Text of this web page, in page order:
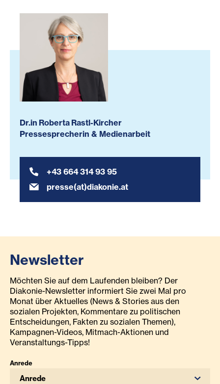
Dr.in Roberta Rastl-Kircher
Pressesprecherin & Medienarbeit
+43 664 314 93 95
presse(at)diakonie.at
Newsletter
Möchten Sie auf dem Laufenden bleiben? Der
Diakonie-Newsletter informiert Sie zwei Mal pro
Monat über Aktuelles (News & Stories aus den
sozialen Projekten, Kommentare zu politischen
Entscheidungen, Fakten zu sozialen Themen),
Kampagnen-Videos, Mitmach-Aktionen und
Veranstaltungs-Tipps!
Anrede
Anrede